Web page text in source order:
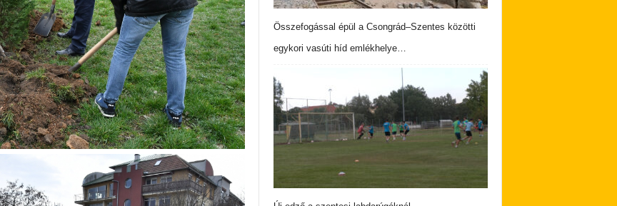
Összefogással épül a Csongrád–Szentes közötti
egykori vasúti híd emlékhelye…